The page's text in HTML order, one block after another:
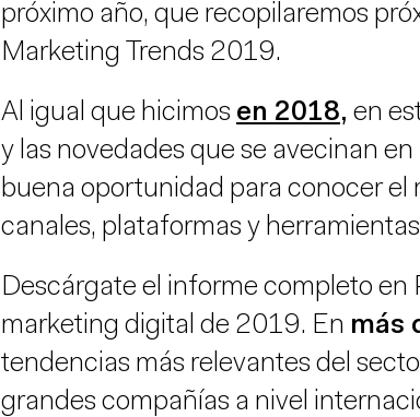
próximo año, que recopilaremos
Marketing Trends 2019.
Al igual que hicimos en 2018, en
y las novedades que se avecinan
buena oportunidad para conocer el
canales, plataformas y
Descárgate el informe completo en
marketing digital de 2019. En más
tendencias más relevantes del
grandes compañías a nivel